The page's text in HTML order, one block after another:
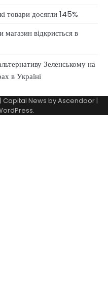
досягли 145%
магазин відкриється в
Зеленському на
в Україні
| Capital News byAscendoor|
.